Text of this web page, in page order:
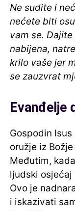
Ne sudite i
nećete biti
vam se.
nabijena,
krilo vaše jer
se zauzvrat
Evanđelje
Gospodin
oružje iz
Međutim,
ljudski osjećaj
Ovo je
i iskazivati